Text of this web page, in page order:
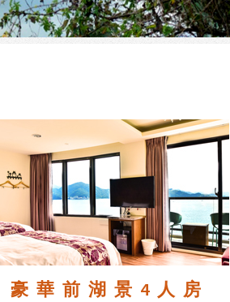
豪華前湖景4人房